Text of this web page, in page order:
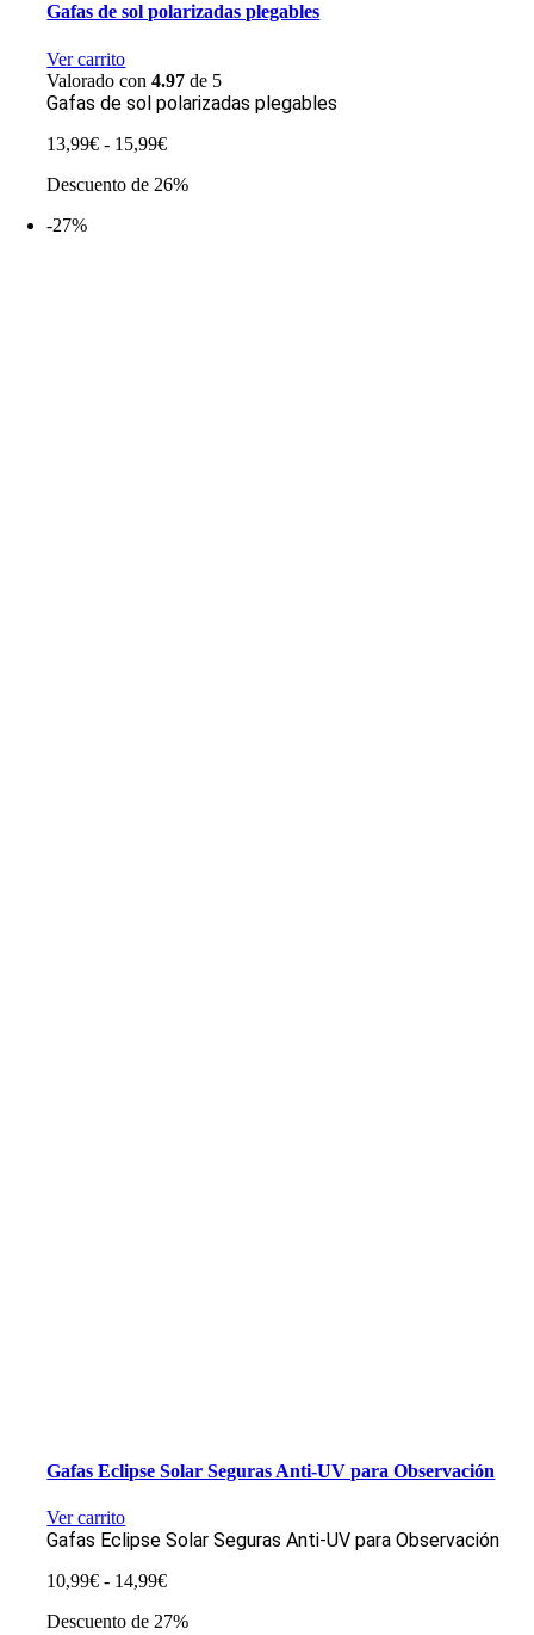
Gafas de sol polarizadas plegables
Ver carrito
Valorado con4.97 de 5
Gafas de sol polarizadas plegables
13,99€ - 15,99€Rango
precios:
Descuento de 26%
-27%
Gafas Eclipse Solar Seguras Anti-UV para Observación
Ver carrito
Gafas Eclipse Solar Seguras Anti-UV para Observación
10,99€ - 14,99€Rango
precios:
Descuento de 27%